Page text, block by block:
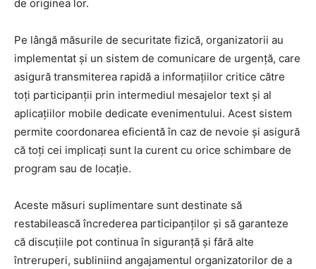
de originea lor.
Pe lângă măsurile de securitate fizică, organizatorii au
implementat și un sistem de comunicare de urgență, care
asigură transmiterea rapidă a informațiilor critice către
toți participanții prin intermediul mesajelor text și al
aplicațiilor mobile dedicate evenimentului. Acest sistem
permite coordonarea eficientă în caz de nevoie și asigură
că toți cei implicați sunt la curent cu orice schimbare de
program sau de locație.
Aceste măsuri suplimentare sunt destinate să
restabilească încrederea participanților și să garanteze
că discuțiile pot continua în siguranță și fără alte
întreruperi, subliniind angajamentul organizatorilor de a